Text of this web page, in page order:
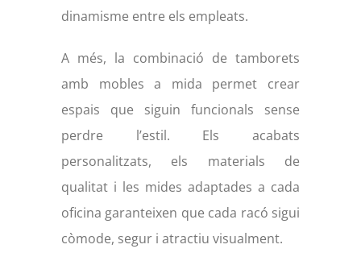
dinamisme entre els empleats.
A més, la combinació de tamborets
amb mobles a mida permet crear
espais que siguin funcionals sense
perdre l’estil. Els acabats
personalitzats, els materials de
qualitat i les mides adaptades a cada
oficina garanteixen que cada racó sigui
còmode, segur i atractiu visualment.